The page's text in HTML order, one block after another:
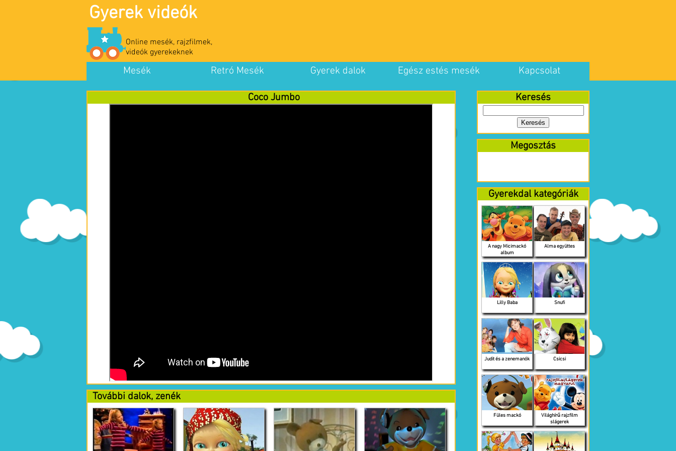
Gyerek videók
Online mesék, rajzfilmek,
videók gyerekeknek
Mesék Retró Mesék Gyerek dalok Egész estés mesék Kapcsolat
Coco Jumbo
További dalok, zenék
Keresés
Megosztás
Gyerekdal kategóriák
A nagy Micimackó
album
Alma együttes
Lilly Baba Snufi
Judit és a zenemanók Csicsi
Füles mackó
Világhírű rajzfilm
slágerek